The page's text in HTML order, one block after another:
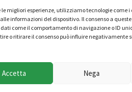
le migliori esperienze, utilizziamo tecnologie come
informazioni del dispositivo. Il consenso a
come il comportamento di navigazione o ID
o ritirare il consenso può influire negativamente
Accetta Nega
Contatti e sedi
i diritti riservati